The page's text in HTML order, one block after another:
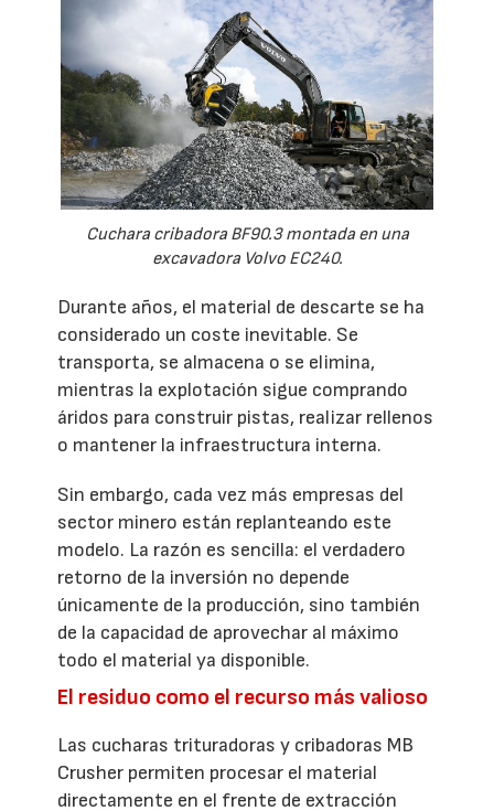
Cuchara cribadora BF90.3 montada en una
excavadora Volvo EC240.
Durante años, el material de descarte se ha
considerado un coste inevitable. Se
transporta, se almacena o se elimina,
mientras la explotación sigue comprando
áridos para construir pistas, realizar rellenos
o mantener la infraestructura interna.
Sin embargo, cada vez más empresas del
sector minero están replanteando este
modelo. La razón es sencilla: el verdadero
retorno de la inversión no depende
únicamente de la producción, sino también
de la capacidad de aprovechar al máximo
todo el material ya disponible.
El residuo como el recurso más valioso
Las cucharas trituradoras y cribadoras MB
Crusher permiten procesar el material
directamente en el frente de extracción